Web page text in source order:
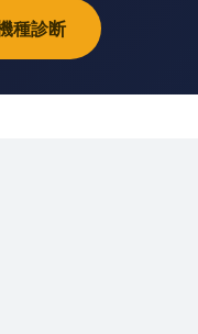
種診断